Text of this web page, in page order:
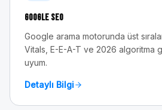
Google SEO
Google arama motorunda üst
Vitals, E-E-A-T ve 2026 algoritma
uyum.
Detaylı Bilgi